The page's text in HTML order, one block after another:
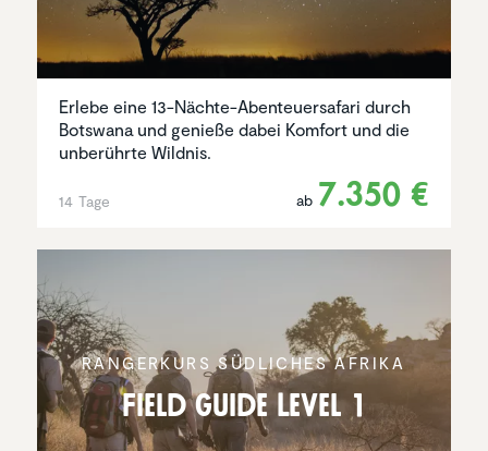
Erlebe eine 13-Nächte-Abenteuersafari durch
Botswana und genieße dabei Komfort und die
unberührte Wildnis.
14 Tage ab 7.350 €
RANGER­KURS SÜDLICHES AFRIKA
Field Guide Level 1